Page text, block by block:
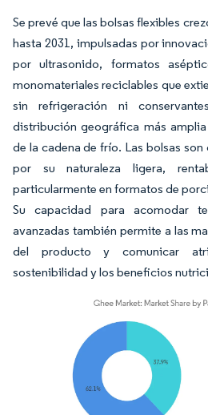
Se prevé que las bolsas flexibles
hasta 2031, impulsadas por
por ultrasonido, formatos
monomateriales reciclables que
sin refrigeración ni
distribución geográfica más
de la cadena de frío. Las bolsas
por su naturaleza ligera,
particularmente en formatos de
Su capacidad para acomodar
avanzadas también permite a las
del producto y comunicar
sostenibilidad y los beneficios